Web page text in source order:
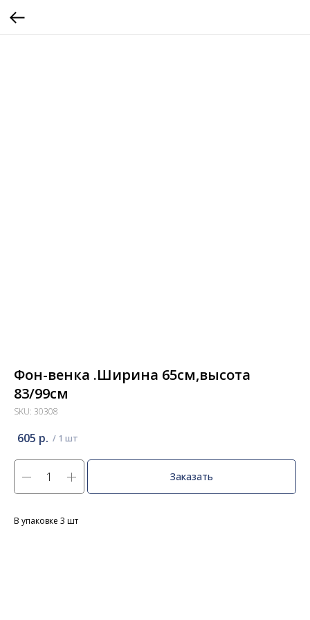
Фон-венка .Ширина 65см,высота
83/99см
SKU: 30308
605 р.
Заказать
В упаковке 3 шт